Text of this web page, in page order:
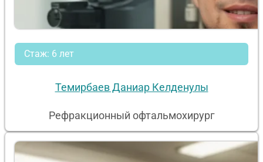
Стаж: 6 лет
Темирбаев Даниар Келденулы
Рефракционный офтальмохирург